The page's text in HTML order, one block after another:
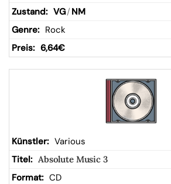
VG/ NM
Rock
6,64€
Various
Absolute Music 3
CD